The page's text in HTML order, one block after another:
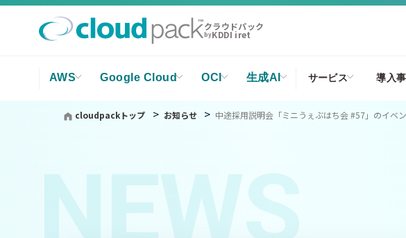
クラウドパック
byKDDI iret
AWS Google Cloud OCI 生成AI サービス 導入
cloudpackトップ お知らせ 中途採用説明会「ミニうぇぶはち会 #57」のイベ
NEWS